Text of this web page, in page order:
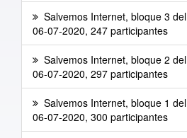
Salvemos Internet, bloque 3 del
06-07-2020, 247 participantes
Salvemos Internet, bloque 2 del
06-07-2020, 297 participantes
Salvemos Internet, bloque 1 del
06-07-2020, 300 participantes